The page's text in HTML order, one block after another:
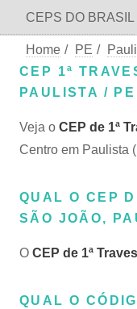
CEPS DO BRASIL
Home / PE /
CEP 1ª
PAULISTA / PE
Veja o CEP de 1ª
Centro em Paulista
QUAL O CEP
SÃO JOÃO,
O CEP de 1ª
QUAL O